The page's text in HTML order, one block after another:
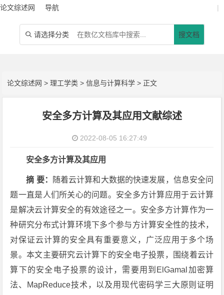
论文综述网 导航 |
 请选择分类 搜文档
论文综述网 >理工学类 >信息与计算科学 > 正文
安全多方计算及其应用文献综述
2022-08-05 16:27:49
安全多方计算及其应用
摘 要：
随着云计算和大数据的快速发展，信息安全问
题一直是人们所关心的问题。安全多方计算应用于云计算
是解决云计算安全的有效途径之一。安全多方计算作为一
种研究分布式计算环境下多个参与方计算安全性的技术，
对保证云计算的安全具有重要意义，广泛应用于多个场
景。本文主要研究云计算下的安全电子投票，围绕着云计
算下的安全电子投票的设计，需要用到ElGamal加密算
法、MapReduce技术，以及用现代密码学三大原则证明